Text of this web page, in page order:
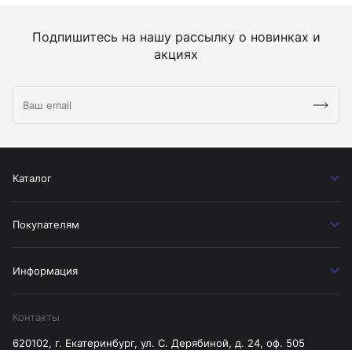
Подпишитесь на нашу рассылку о новинках и
акциях
Каталог
Покупателям
Информация
Контакты
620102, г. Екатеринбург, ул. С. Дерябиной, д. 24, оф. 505